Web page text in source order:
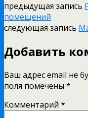
предыдущая запись
помещений
следующая запись
Добавить
Ваш адрес email не
поля помечены *
Комментарий *